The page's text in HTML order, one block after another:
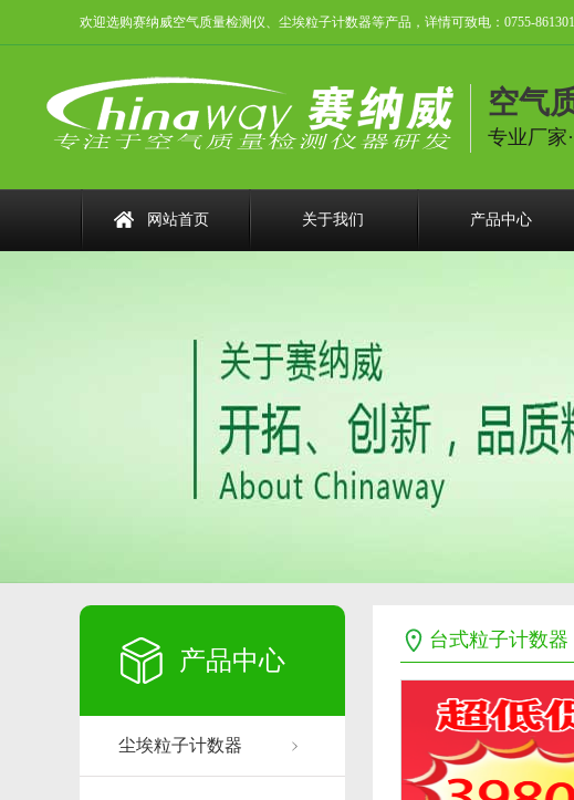
欢迎选购赛纳威空气质量检测仪、尘埃粒子计数器等产品，详情可致电：0755-
空气
专业厂家
网站首页 关于我们 产品中心
产品中心
尘埃粒子计数器
台式粒子计数器